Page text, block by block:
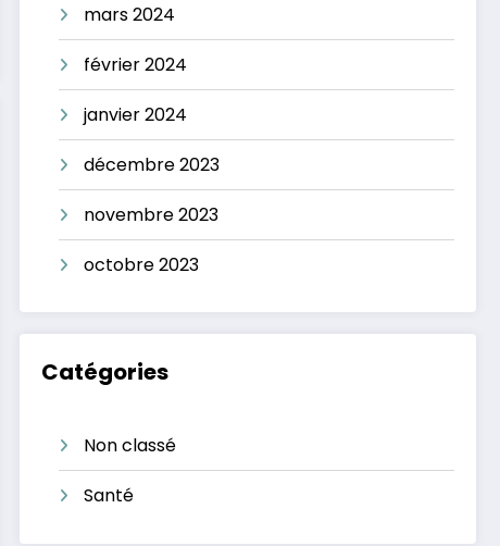
mars 2024
février 2024
janvier 2024
décembre 2023
novembre 2023
octobre 2023
Catégories
Non classé
Santé